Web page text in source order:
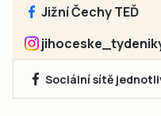
Jižní Čechy TEĎ
Sociální sítě